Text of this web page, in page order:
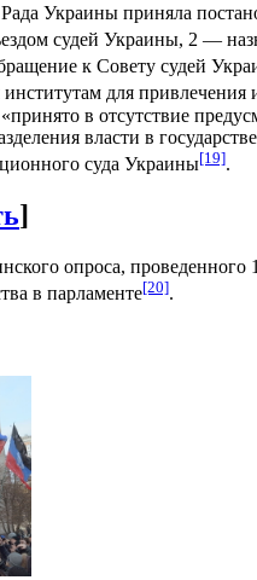
Украины приняла
судей Украины, 2 —
к Совету судей
для
в отсутствие
власти в
суда Украины[19].
]
опроса,
в парламенте[20].